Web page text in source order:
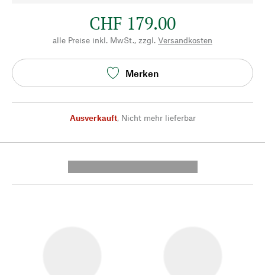
CHF 179.00
alle Preise inkl. MwSt., zzgl. Versandkosten
Merken
Ausverkauft, Nicht mehr lieferbar